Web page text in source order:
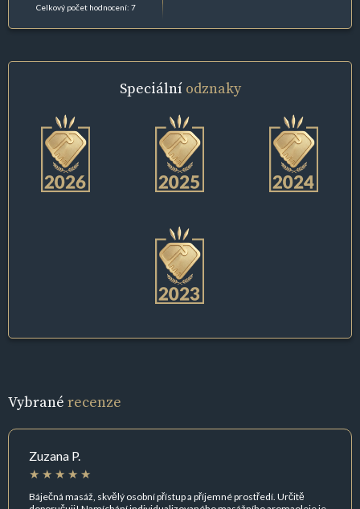
Celkový počet hodnocení: 7
Speciální odznaky
Vybrané recenze
Zuzana P.
Báječná masáž, skvělý osobní přístup a příjemné prostředí. Určitě